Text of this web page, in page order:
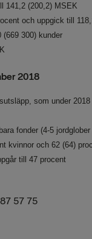
141,2 (200,2) MSEK
och uppgick till
(669 300) kunder
2018
som under
fonder (4-5
kvinnor och 62 (64)
till 47 procent
57 75